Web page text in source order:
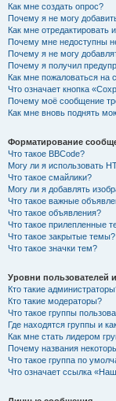
Как мне создать опрос?
Почему я не могу
Как мне отредактировать
Почему мне недоступны
Почему я не могу
Почему я получил
Как мне пожаловаться на
Что означает кнопка
Почему моё сообщение
Как мне вновь поднять
Форматирование
Что такое BBCode?
Могу ли я использовать
Что такое смайлики?
Могу ли я добавлять
Что такое важные
Что такое объявления?
Что такое прилепленные
Что такое закрытые темы?
Что такое значки тем?
Уровни пользователей
Кто такие
Кто такие модераторы?
Что такое группы
Где находятся группы и
Как мне стать лидером
Почему названия
Что такое группа по
Что означает ссылка